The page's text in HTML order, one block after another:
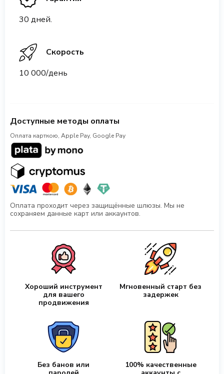
30 дней.
Скорость
10 000/день
Доступные методы оплаты
Оплата карткою, Apple Pay, Google Pay
Оплата проходит через защищённые шлюзы. Мы не
сохраняем данные карт или аккаунтов.
Хороший инструмент
для вашего
продвижения
Мгновенный старт без
задержек
Без банов или
100% качественные